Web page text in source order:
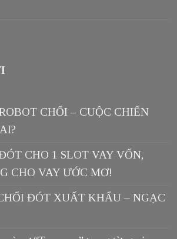
CHỔI – CUỘC CHIẾN
CHO 1 SLOT VAY VỐN,
CHO VAY ƯỚC MƠ!
ĐÓT XUẤT KHẨU – NGẠC